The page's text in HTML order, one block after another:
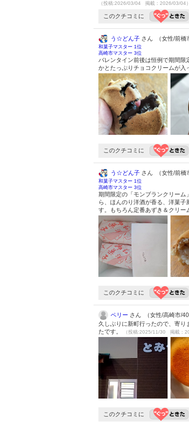
（投稿:2026/03/04 掲載：2026/03/04）
このクチコミに
う☆どん子 さん （女性/前橋
和菓子マスター 1位
高崎市マスター 3位
バレンタイン前後は恒例で期間
かとたっぷりチョコクリームが入
このクチコミに
う☆どん子 さん （女性/前橋
和菓子マスター 1位
高崎市マスター 3位
期間限定の「モンブランクリー
ら、ほんのり洋酒が香る、洋菓
す。もちろん定番あずき＆クリー
このクチコミに
ペリー さん （女性/高崎市/40
久しぶりに新町行ったので、寄
たです。
（投稿:2025/11/30 掲載：
このクチコミに